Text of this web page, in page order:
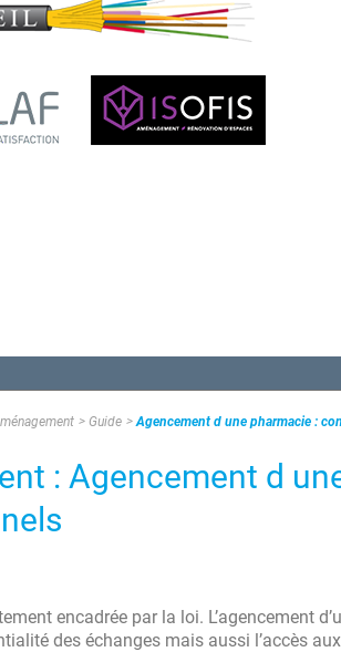
Guide Agencement d une pharmacie :
: Agencement d
encadrée par la loi. L’agencement
des échanges mais aussi l’accès